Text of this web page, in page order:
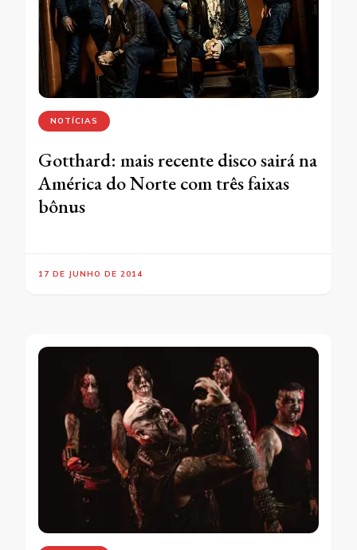
NOTÍCIAS
Gotthard: mais recente disco sairá na
América do Norte com três faixas
bônus
17 DE JUNHO DE 2014